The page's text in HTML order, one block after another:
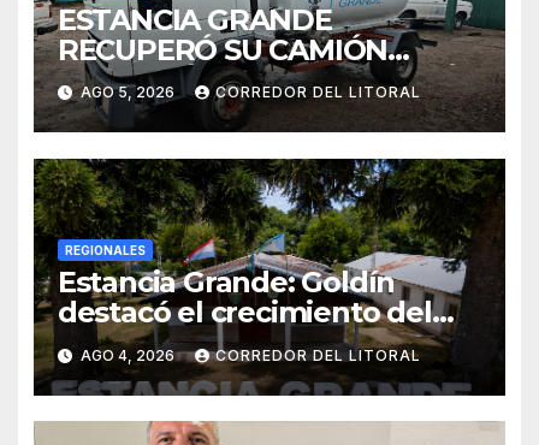
ESTANCIA GRANDE
RECUPERÓ SU CAMIÓN
ATMOSFÉRICO Y MEJORARÁ
EL SERVICIO DE
SANEAMIENTO PARA LOS
VECINOS
AGO 5, 2026 CORREDOR DEL LITORAL
REGIONALES
Estancia Grande: Goldín
destacó el crecimiento del
municipio, anunció nuevas
obras y defendió su gestión
frente a las críticas
AGO 4, 2026 CORREDOR DEL LITORAL